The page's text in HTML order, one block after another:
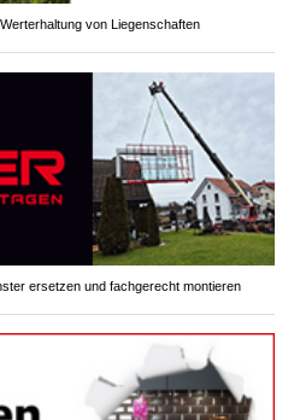
von Liegenschaften
ersetzen und fachgerecht montieren